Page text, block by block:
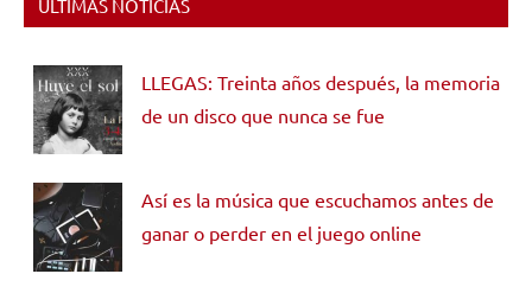
ÚLTIMAS NOTICIAS
LLEGAS: Treinta años después, la memoria
de un disco que nunca se fue
Así es la música que escuchamos antes de
ganar o perder en el juego online